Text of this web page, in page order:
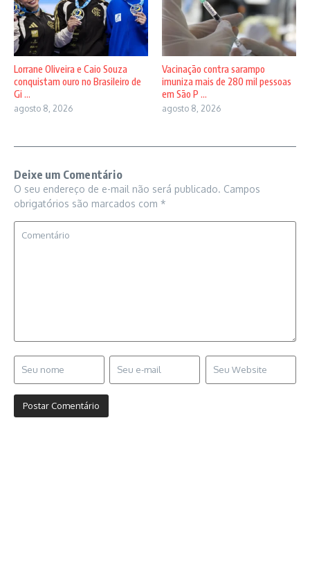
Lorrane Oliveira e Caio Souza
conquistam ouro no Brasileiro de
Gi ...
agosto 8, 2026
Vacinação contra sarampo
imuniza mais de 280 mil pessoas
em São P ...
agosto 8, 2026
Deixe um Comentário
O seu endereço de e-mail não será publicado. Campos
obrigatórios são marcados com *